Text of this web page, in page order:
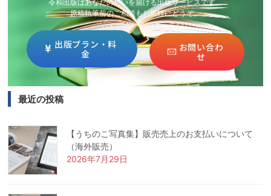
令和出版はあなたの想いを届ける出版サービスです。
原稿執筆前のご相談もお気軽にどうぞ。
出版プラン・料
金
お問い合わ
せ
最近の投稿
【うちのこ写真集】販売売上のお支払いについて
（海外販売）
2026年7月29日